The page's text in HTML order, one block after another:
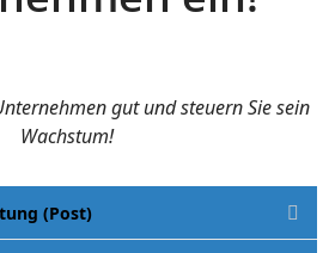
gut und steuern Sie sein
Wachstum!
(Post)